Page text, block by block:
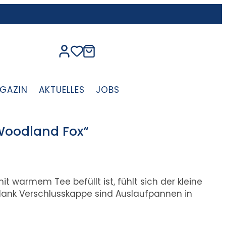
AKTUELLES JOBS
Fox“
warmem Tee befüllt ist, fühlt sich der kleine
Verschlusskappe sind Auslaufpannen in